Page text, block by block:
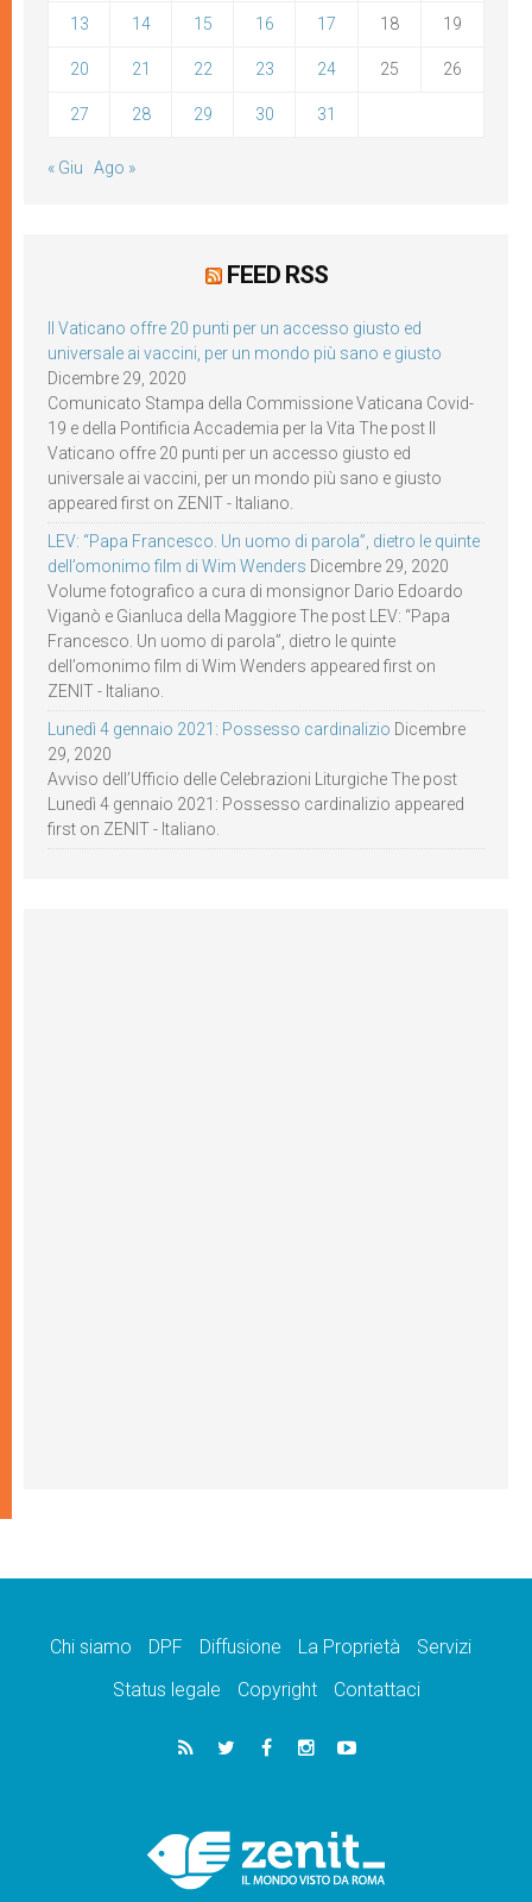
13 14 15 16 17 18 19
20 21 22 23 24 25 26
27 28 29 30 31
« Giu Ago »
FEED RSS
Il Vaticano offre 20 punti per un accesso giusto ed
universale ai vaccini, per un mondo più sano e giusto
Dicembre 29, 2020
Comunicato Stampa della Commissione Vaticana Covid-
19 e della Pontificia Accademia per la Vita The post Il
Vaticano offre 20 punti per un accesso giusto ed
universale ai vaccini, per un mondo più sano e giusto
appeared first on ZENIT - Italiano.
LEV: “Papa Francesco. Un uomo di parola”, dietro le quinte
dell’omonimo film di Wim Wenders Dicembre 29, 2020
Volume fotografico a cura di monsignor Dario Edoardo
Viganò e Gianluca della Maggiore The post LEV: “Papa
Francesco. Un uomo di parola”, dietro le quinte
dell’omonimo film di Wim Wenders appeared first on
ZENIT - Italiano.
Lunedì 4 gennaio 2021: Possesso cardinalizio Dicembre
29, 2020
Avviso dell’Ufficio delle Celebrazioni Liturgiche The post
Lunedì 4 gennaio 2021: Possesso cardinalizio appeared
first on ZENIT - Italiano.
Chi siamo DPF Diffusione La Proprietà
Servizi
Status legale
Copyright Contattaci